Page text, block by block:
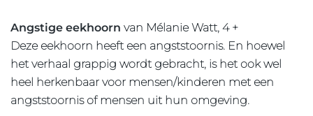
Angstige eekhoorn van Mélanie Watt, 4 +
Deze eekhoorn heeft een angststoornis. En hoewel
het verhaal grappig wordt gebracht, is het ook wel
heel herkenbaar voor mensen/kinderen met een
angststoornis of mensen uit hun omgeving.